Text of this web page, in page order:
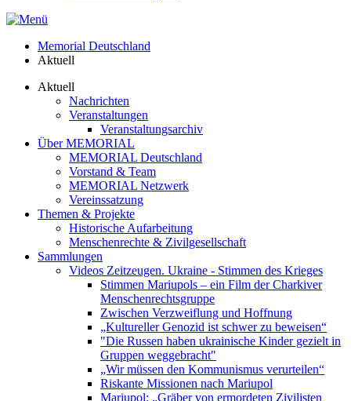
Memorial Deutschland
Aktuell
Aktuell
Nachrichten
Veranstaltungen
Veranstaltungsarchiv
Über MEMORIAL
MEMORIAL Deutschland
Vorstand & Team
MEMORIAL Netzwerk
Vereinssatzung
Themen & Projekte
Historische Aufarbeitung
Menschenrechte & Zivilgesellschaft
Sammlungen
Videos Zeitzeugen. Ukraine - Stimmen des Krieges
Stimmen Mariupols – ein Film der Charkiver
Menschenrechtsgruppe
Zwischen Verzweiflung und Hoffnung
„Kultureller Genozid ist schwer zu beweisen“
"Die Russen haben ukrainische Kinder gezielt in
Gruppen weggebracht"
„Wir müssen den Kommunismus verurteilen“
Riskante Missionen nach Mariupol
Mariupol: „Gräber von ermordeten Zivilisten